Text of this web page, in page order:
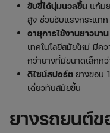
ขับขี่ได้นุ่มนวลขึ้น แก้ม
สูง ช่วยซับแรงกระแท
อายุการใช้งานยาวนาน
เทคโนโลยีสมัยใหม่ มีค
กว่ายางที่มีขนาดเล็กกว่
ดีไซน์สปอร์ต ยางขอบ
เฉี่ยวทันสมัยขึ้น
ยางรถยนต์ข